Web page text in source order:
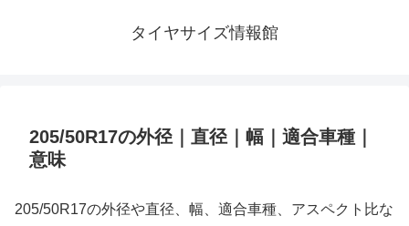
タイヤサイズ情報館
205/50R17の外径｜直径｜幅｜適合車種｜
意味
205/50R17の外径や直径、幅、適合車種、アスペクト比な